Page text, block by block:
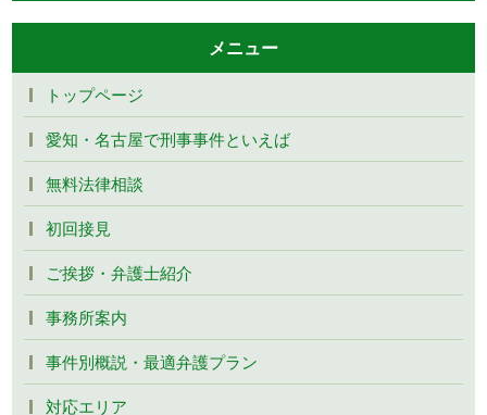
メニュー
トップページ
愛知・名古屋で刑事事件といえば
無料法律相談
初回接見
ご挨拶・弁護士紹介
事務所案内
事件別概説・最適弁護プラン
対応エリア